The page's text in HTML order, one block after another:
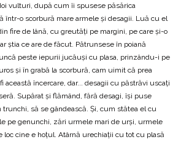
vulturi, după cum îi spusese păsărica
într-o scorbură mare armele și desagii. Luă cu el
fire de lână, cu greutăți pe margini, pe care și-o
știa ce are de făcut. Pătrunsese în poiană
peste iepurii jucăuși cu plasa, prinzându-i pe
și în grabă la scorbură, cam uimit că prea
această încercare, dar... desagii cu păstrăvi uscați
Supărat și flămând, fără desagi, îşi puse
să se gândească. Și, cum stătea el cu
pe genunchi, zări urmele mari de urși, urmele
cine e hoțul. Atârnă urechiații cu tot cu plasă